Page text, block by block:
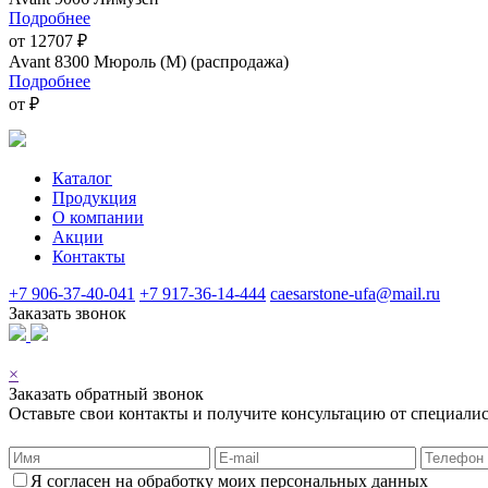
Подробнее
от 12707 ₽
Avant 8300 Мюроль (М) (распродажа)
Подробнее
от ₽
Каталог
Продукция
О компании
Акции
Контакты
+7 906-37-40-041 +7 917-36-14-444 caesarstone-ufa@mail.ru
Заказать звонок
×
Заказать обратный звонок
Оставьте свои контакты и получите консультацию от
Я согласен на обработку моих персональных данных